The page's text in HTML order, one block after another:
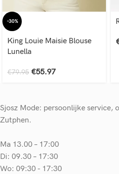
-30%
King Louie Maisie Blouse
Lunella
€79.95 €55.97
Sjosz Mode: persoonlijke service,
Zutphen.
Ma 13.00 – 17:00
Di: 09.30 – 17:30
Wo: 09:30 - 17:30